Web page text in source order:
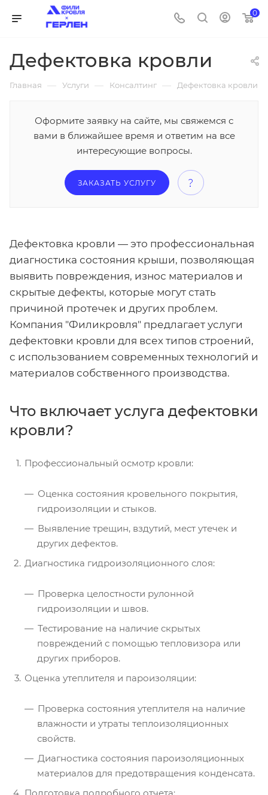
0
Дефектовка кровли
Главная — Услуги — Консалтинг — Дефектовка кровли
Оформите заявку на сайте, мы свяжемся с
вами в ближайшее время и ответим на все
интересующие вопросы.
ЗАКАЗАТЬ УСЛУГУ
Дефектовка кровли — это профессиональная
диагностика состояния крыши, позволяющая
выявить повреждения, износ материалов и
скрытые дефекты, которые могут стать
причиной протечек и других проблем.
Компания "Филикровля" предлагает услуги
дефектовки кровли для всех типов строений,
с использованием современных технологий и
материалов собственного производства.
Что включает услуга дефектовки
кровли?
Профессиональный осмотр кровли:
Оценка состояния кровельного покрытия,
гидроизоляции и стыков.
Выявление трещин, вздутий, мест утечек и
других дефектов.
Диагностика гидроизоляционного слоя:
Проверка целостности рулонной
гидроизоляции и швов.
Тестирование на наличие скрытых
повреждений с помощью тепловизора или
других приборов.
Оценка утеплителя и пароизоляции:
Проверка состояния утеплителя на наличие
влажности и утраты теплоизоляционных
свойств.
Диагностика состояния пароизоляционных
материалов для предотвращения конденсата.